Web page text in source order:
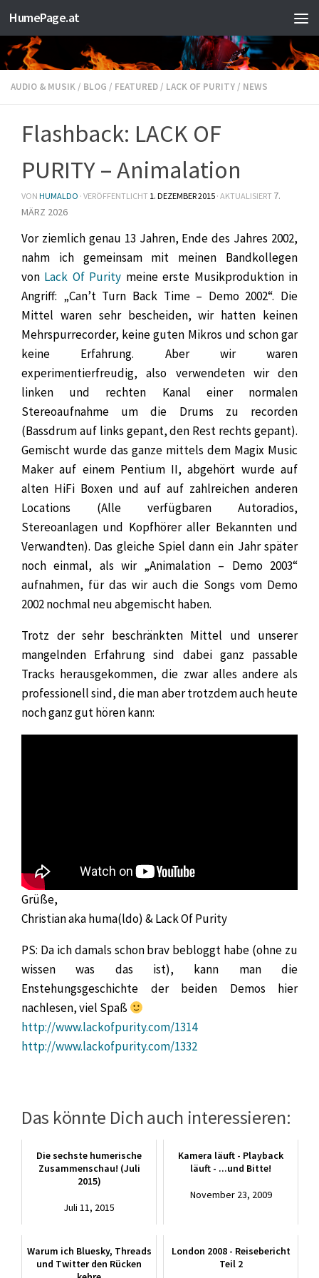
Zum Inhalt springen
HumePage.at
AUDIO & MUSIK / BLOG / FEATURED / LACK OF PURITY / NEWS
Flashback: LACK OF
PURITY – Animalation
VON HUMALDO · VERÖFFENTLICHT 1. DEZEMBER 2015 · AKTUALISIERT 7.
MÄRZ 2026
Vor ziemlich genau 13 Jahren, Ende des Jahres 2002,
nahm ich gemeinsam mit meinen Bandkollegen
von Lack Of Purity meine erste Musikproduktion in
Angriff: „Can’t Turn Back Time – Demo 2002“. Die
Mittel waren sehr bescheiden, wir hatten keinen
Mehrspurrecorder, keine guten Mikros und schon gar
keine Erfahrung. Aber wir waren
experimentierfreudig, also verwendeten wir den
linken und rechten Kanal einer normalen
Stereoaufnahme um die Drums zu recorden
(Bassdrum auf links gepant, den Rest rechts gepant).
Gemischt wurde das ganze mittels dem Magix Music
Maker auf einem Pentium II, abgehört wurde auf
alten HiFi Boxen und auf auf zahlreichen anderen
Locations (Alle verfügbaren Autoradios,
Stereoanlagen und Kopfhörer aller Bekannten und
Verwandten). Das gleiche Spiel dann ein Jahr später
noch einmal, als wir „Animalation – Demo 2003“
aufnahmen, für das wir auch die Songs vom Demo
2002 nochmal neu abgemischt haben.
Trotz der sehr beschränkten Mittel und unserer
mangelnden Erfahrung sind dabei ganz passable
Tracks herausgekommen, die zwar alles andere als
professionell sind, die man aber trotzdem auch heute
noch ganz gut hören kann:
Grüße,
Christian aka huma(ldo) & Lack Of Purity
PS: Da ich damals schon brav bebloggt habe (ohne zu
wissen was das ist), kann man die
Enstehungsgeschichte der beiden Demos hier
nachlesen, viel Spaß
http://www.lackofpurity.com/1314
http://www.lackofpurity.com/1332
Das könnte Dich auch interessieren:
Die sechste humerische
Zusammenschau! (Juli
2015)
Juli 11, 2015
Kamera läuft - Playback
läuft - ...und Bitte!
November 23, 2009
Warum ich Bluesky, Threads
und Twitter den Rücken
London 2008 - Reisebericht
Teil 2